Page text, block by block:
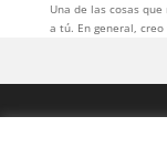
Una de las cosas
a tú. En general,